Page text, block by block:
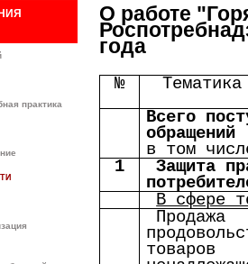
практика
О работе
года
№
Всего
обращений
в том
1
Защита
В сфере
Продажа
товаров